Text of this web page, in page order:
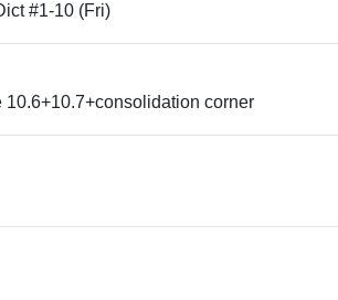
#1-10 (Fri)
10.6+10.7+consolidation corner